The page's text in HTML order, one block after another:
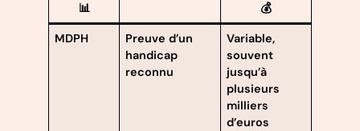
📊
💰
MDPH
Preuve d’un
handicap
reconnu
Variable,
souvent
jusqu’à
plusieurs
milliers
d’euros